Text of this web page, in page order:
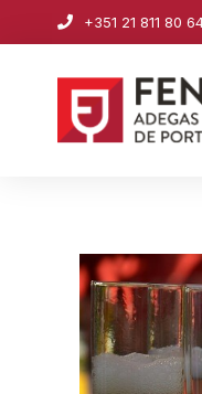
+351 21 811 80